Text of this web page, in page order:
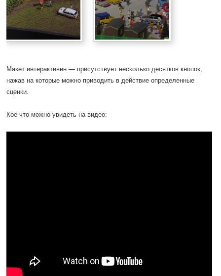
Макет интерактивен — присутствует несколько десятков кнопок,
нажав на которые можно приводить в действие определенные
сценки.
Кое-что можно увидеть на видео: